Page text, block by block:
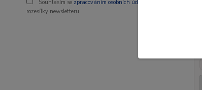
Souhlasím se zpracováním osobních údajů
rozesílky newsletteru.